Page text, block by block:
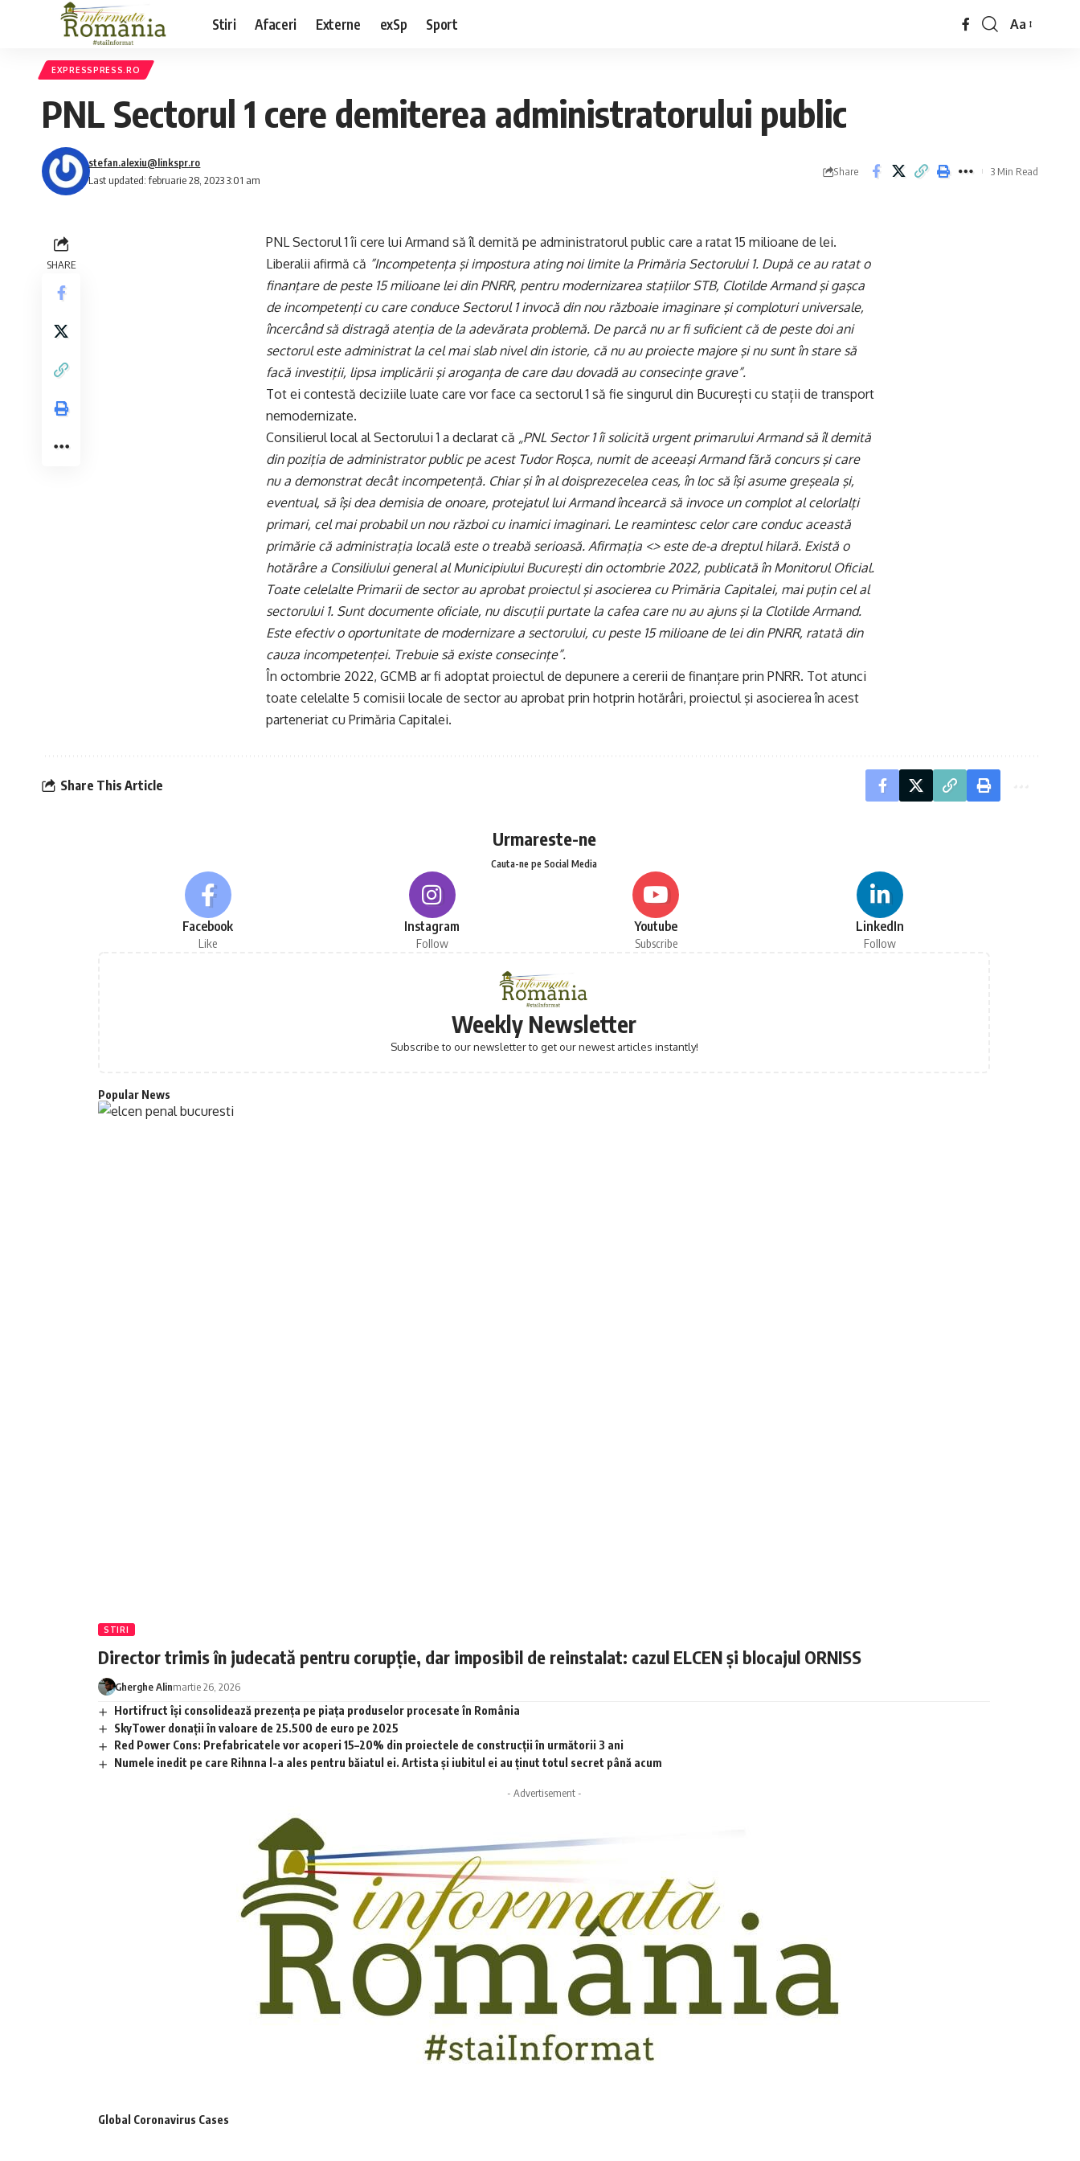
Stiri Afaceri Externe exSp Sport Aa
EXPRESSPRESS.RO
PNL Sectorul 1 cere demiterea administratorului public
Last updated: februarie 28, 2023 3:01 am
stefan.alexiu@linkspr.ro
Share 3 Min Read
SHARE
PNLSectorul 1 îi cere lui Armand să îl demită pe administratorul public care a ratat 15 milioane de lei.
Liberalii afirmă că ”Incompetenţa şi impostura ating noi limite la Primăria Sectorului 1. După ce au ratat o
finanţare de peste 15 milioane lei din PNRR, pentru modernizarea staţiilor STB, Clotilde Armand şi gaşca
de incompetenţi cu care conduce Sectorul 1 invocă din nou războaie imaginare şi comploturi universale,
încercând să distragă atenţia de la adevărata problemă. De parcă nu ar fi suficient că de peste doi ani
sectorul este administrat la cel mai slab nivel din istorie, că nu au proiecte majore şi nu sunt în stare să
facă investiţii, lipsa implicării şi aroganţa de care dau dovadă au consecinţe grave”.
Tot ei contestă deciziile luate care vor face ca sectorul 1 să fie singurul din București cu stații de transport
nemodernizate.
Consilierul local al Sectorului 1 a declarat că „PNL Sector 1 îi solicită urgent primarului Armand să îl demită
din poziţia de administrator public pe acest Tudor Roşca, numit de aceeaşi Armand fără concurs şi care
nu a demonstrat decât incompetenţă. Chiar şi în al doisprezecelea ceas, în loc să îşi asume greşeala şi,
eventual, să îşi dea demisia de onoare, protejatul lui Armand încearcă să invoce un complot al celorlalţi
primari, cel mai probabil un nou război cu inamici imaginari. Le reamintesc celor care conduc această
primărie că administraţia locală este o treabă serioasă. Afirmaţia <> este de-a dreptul hilară. Există o
hotărâre a Consiliului general al Municipiului Bucureşti din octombrie 2022, publicată în Monitorul Oficial.
Toate celelalte Primarii de sector au aprobat proiectul şi asocierea cu Primăria Capitalei, mai puţin cel al
sectorului 1. Sunt documente oficiale, nu discuţii purtate la cafea care nu au ajuns şi la Clotilde Armand.
Este efectiv o oportunitate de modernizare a sectorului, cu peste 15 milioane de lei din PNRR, ratată din
cauza incompetenţei. Trebuie să existe consecinţe”.
În octombrie 2022, GCMB ar fi adoptat proiectul de depunere a cererii de finanțare prin PNRR. Tot atunci
toate celelalte 5 comisii locale de sector au aprobat prin hotprin hotărâri, proiectul şi asocierea în acest
parteneriat cu Primăria Capitalei.
Share This Article
Urmareste-ne
Cauta-ne pe Social Media
Facebook
Like
Instagram
Follow
Youtube
Subscribe
LinkedIn
Follow
Weekly Newsletter
Subscribe to our newsletter to get our newest articles instantly!
Popular News
STIRI
Director trimis în judecată pentru corupție, dar imposibil de reinstalat: cazul ELCEN și blocajul ORNISS
Gherghe Alinmartie 26, 2026
Hortifruct își consolidează prezența pe piața produselor procesate în România
SkyTower donații în valoare de 25.500 de euro pe 2025
Red Power Cons: Prefabricatele vor acoperi 15–20% din proiectele de construcții în următorii 3 ani
Numele inedit pe care Rihnna l-a ales pentru băiatul ei. Artista și iubitul ei au ținut totul secret până acum
- Advertisement -
Global Coronavirus Cases